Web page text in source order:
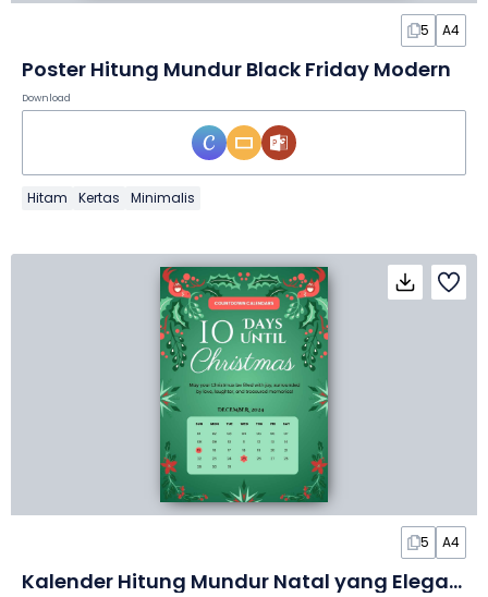
5 A4
Poster Hitung Mundur Black Friday Modern
Download
Hitam Kertas Minimalis
5 A4
Kalender Hitung Mundur Natal yang Elegan dalam Slide